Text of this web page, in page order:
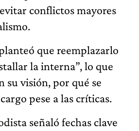
conflictos mayores
que reemplazarlo
la interna”, lo que
su visión, por qué se
pese a las críticas.
señaló fechas clave